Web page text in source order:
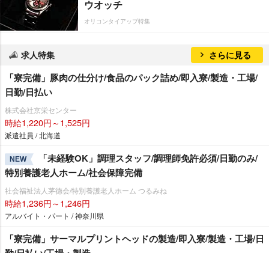
ウオッチ
オリコンタイアップ特集
求人特集 さらに見る
「寮完備」豚肉の仕分け/食品のパック詰め/即入寮/製造・工場/
日勤/日払い
株式会社京栄センター
時給1,220円～1,525円
派遣社員 / 北海道
NEW
「未経験OK」調理スタッフ/調理師免許必須/日勤のみ/
特別養護老人ホーム/社会保障完備
社会福祉法人茅徳会/特別養護老人ホーム つるみね
時給1,236円～1,246円
アルバイト・パート / 神奈川県
「寮完備」サーマルプリントヘッドの製造/即入寮/製造・工場/日